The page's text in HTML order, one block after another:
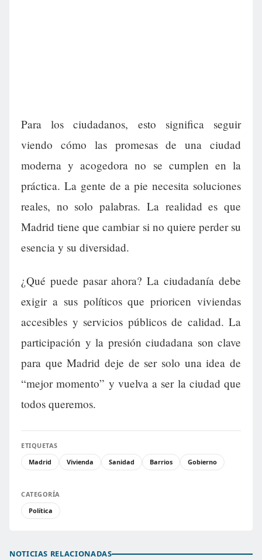
Para los ciudadanos, esto significa seguir
viendo cómo las promesas de una ciudad
moderna y acogedora no se cumplen en la
práctica. La gente de a pie necesita soluciones
reales, no solo palabras. La realidad es que
Madrid tiene que cambiar si no quiere perder su
esencia y su diversidad.
¿Qué puede pasar ahora? La ciudadanía debe
exigir a sus políticos que prioricen viviendas
accesibles y servicios públicos de calidad. La
participación y la presión ciudadana son clave
para que Madrid deje de ser solo una idea de
“mejor momento” y vuelva a ser la ciudad que
todos queremos.
ETIQUETAS
Madrid
Vivienda Sanidad Barrios Gobierno
CATEGORÍA
Política
NOTICIAS RELACIONADAS